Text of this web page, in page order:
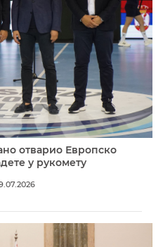
отварио Европско
у рукомету